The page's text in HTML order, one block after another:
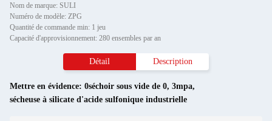
Nom de marque: SULI
Numéro de modèle: ZPG
Quantité de commande min: 1 jeu
Capacité d'approvisionnement: 280 ensembles par an
Détail Description
Mettre en évidence: 0séchoir sous vide de 0, 3mpa,
sécheuse à silicate d'acide sulfonique industrielle